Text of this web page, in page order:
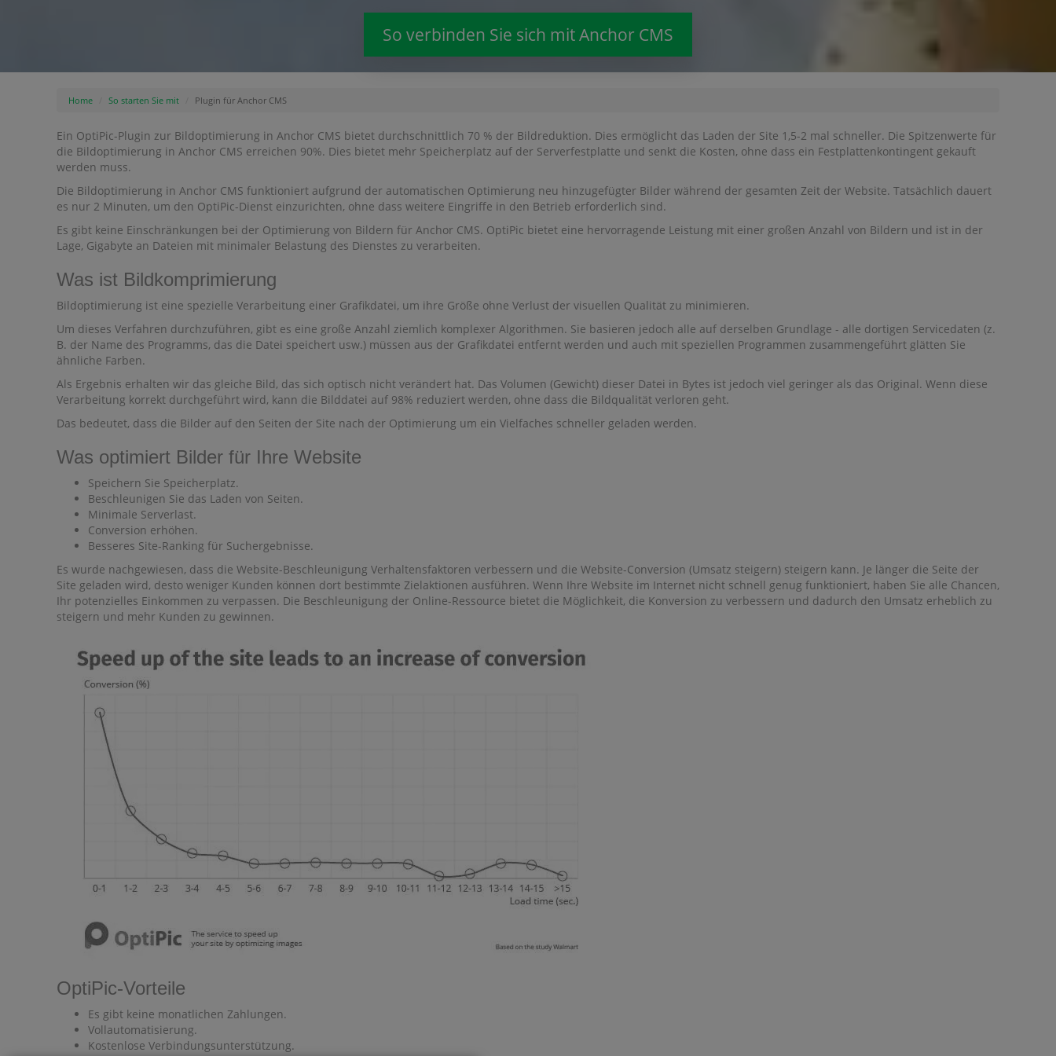
So verbinden Sie sich mit Anchor CMS
Home So starten Sie mit Plugin für Anchor CMS
Ein OptiPic-Plugin zur Bildoptimierung in Anchor CMS bietet durchschnittlich 70 % der Bildreduktion. Dies ermöglicht das Laden der Site 1,5-2 mal schneller. Die Spitzenwerte für
die Bildoptimierung in Anchor CMS erreichen 90%. Dies bietet mehr Speicherplatz auf der Serverfestplatte und senkt die Kosten, ohne dass ein Festplattenkontingent gekauft
werden muss.
Die Bildoptimierung in Anchor CMS funktioniert aufgrund der automatischen Optimierung neu hinzugefügter Bilder während der gesamten Zeit der Website. Tatsächlich dauert
es nur 2 Minuten, um den OptiPic-Dienst einzurichten, ohne dass weitere Eingriffe in den Betrieb erforderlich sind.
Es gibt keine Einschränkungen bei der Optimierung von Bildern für Anchor CMS. OptiPic bietet eine hervorragende Leistung mit einer großen Anzahl von Bildern und ist in der
Lage, Gigabyte an Dateien mit minimaler Belastung des Dienstes zu verarbeiten.
Was ist Bildkomprimierung
Bildoptimierung ist eine spezielle Verarbeitung einer Grafikdatei, um ihre Größe ohne Verlust der visuellen Qualität zu minimieren.
Um dieses Verfahren durchzuführen, gibt es eine große Anzahl ziemlich komplexer Algorithmen. Sie basieren jedoch alle auf derselben Grundlage - alle dortigen Servicedaten (z.
B. der Name des Programms, das die Datei speichert usw.) müssen aus der Grafikdatei entfernt werden und auch mit speziellen Programmen zusammengeführt glätten Sie
ähnliche Farben.
Als Ergebnis erhalten wir das gleiche Bild, das sich optisch nicht verändert hat. Das Volumen (Gewicht) dieser Datei in Bytes ist jedoch viel geringer als das Original. Wenn diese
Verarbeitung korrekt durchgeführt wird, kann die Bilddatei auf 98% reduziert werden, ohne dass die Bildqualität verloren geht.
Das bedeutet, dass die Bilder auf den Seiten der Site nach der Optimierung um ein Vielfaches schneller geladen werden.
Was optimiert Bilder für Ihre Website
Speichern Sie Speicherplatz.
Beschleunigen Sie das Laden von Seiten.
Minimale Serverlast.
Conversion erhöhen.
Besseres Site-Ranking für Suchergebnisse.
Es wurde nachgewiesen, dass die Website-Beschleunigung Verhaltensfaktoren verbessern und die Website-Conversion (Umsatz steigern) steigern kann. Je länger die Seite der
Site geladen wird, desto weniger Kunden können dort bestimmte Zielaktionen ausführen. Wenn Ihre Website im Internet nicht schnell genug funktioniert, haben Sie alle Chancen,
Ihr potenzielles Einkommen zu verpassen. Die Beschleunigung der Online-Ressource bietet die Möglichkeit, die Konversion zu verbessern und dadurch den Umsatz erheblich zu
steigern und mehr Kunden zu gewinnen.
OptiPic-Vorteile
Es gibt keine monatlichen Zahlungen.
Vollautomatisierung.
Kostenlose Verbindungsunterstützung.